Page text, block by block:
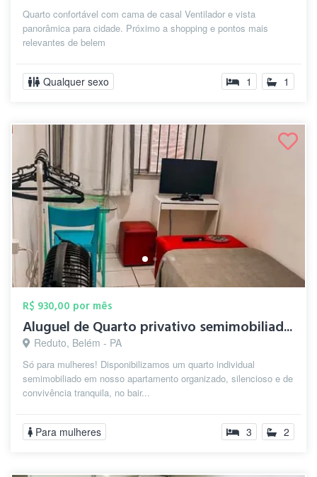
Quarto confortável com cama de casal Ventilador e vista
panorâmica para cidade. Próximo a shopping e pontos mais
relevantes de belem
Qualquer sexo 1 1
R$ 930,00 por mês
Aluguel de Quarto privativo semimobiliad...
Reduto, Belém - PA
Só para mulheres! Disponibilizamos um quarto individual
semimobiliado em nosso apartamento organizado, silencioso e de
convivência tranquila, no bair...
Para mulheres 3 2